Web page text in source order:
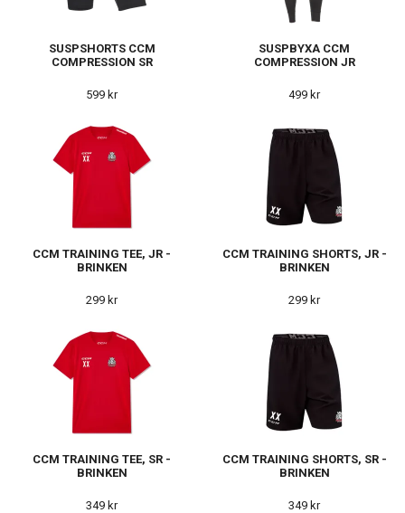
SUSPSHORTS CCM
COMPRESSION SR
599 kr
SUSPBYXA CCM
COMPRESSION JR
499 kr
CCM TRAINING TEE, JR -
BRINKEN
299 kr
CCM TRAINING SHORTS, JR -
BRINKEN
299 kr
CCM TRAINING TEE, SR -
BRINKEN
349 kr
CCM TRAINING SHORTS, SR -
BRINKEN
349 kr